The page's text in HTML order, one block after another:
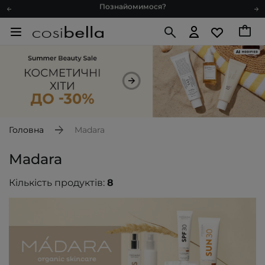
Доставка з любов'ю
Подарункові картки
Рекомендуй нас і отримуй ще більше балів
Запитай косметолога
Подарункові картки
Головна Madara
Madara
Кількість продуктів: 8